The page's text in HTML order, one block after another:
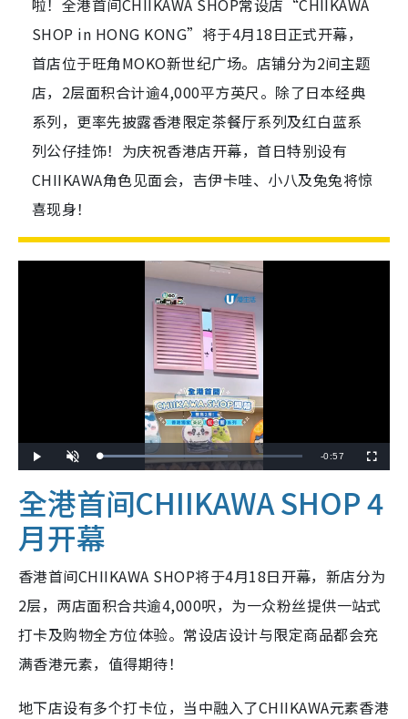
啦！全港首间CHIIKAWA SHOP常设店“CHIIKAWA
SHOP in HONG KONG”将于4月18日正式开幕，
首店位于旺角MOKO新世纪广场。店铺分为2间主题
店，2层面积合计逾4,000平方英尺。除了日本经典
系列，更率先披露香港限定茶餐厅系列及红白蓝系
列公仔挂饰！为庆祝香港店开幕，首日特别设有
CHIIKAWA角色见面会，吉伊卡哇、小八及兔兔将惊
喜现身！
l
n
t
e
L
o
e
d
R
m
T
-0:57
u
s
c
全港首间CHIIKAWA SHOP 4
月开幕
香港首间CHIIKAWA SHOP将于4月18日开幕，新店分为
2层，两店面积合共逾4,000呎，为一众粉丝提供一站式
打卡及购物全方位体验。常设店设计与限定商品都会充
满香港元素，值得期待！
地下店设有多个打卡位，当中融入了CHIIKAWA元素香港